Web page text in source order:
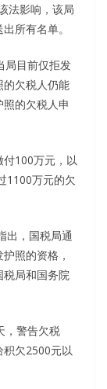
法影响，该局
所有名单。
局目前仅拒发
的欠税人仍能
的欠税人申
100万元，以
1100万元的欠
出，国税局通
照的资格，
局和国务院
，警告欠税
欠2500元以